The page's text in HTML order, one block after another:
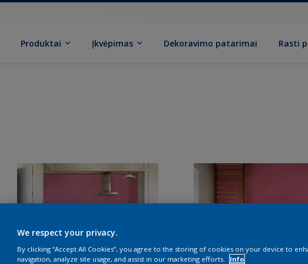
Produktai Įkvėpimas Dekoravimo patarimai Rasti
We respect your privacy.
By clicking “Accept All Cookies”, you agree to the storing of cookies on your device to
navigation, analyze site usage, and assist in our marketing efforts.
Info